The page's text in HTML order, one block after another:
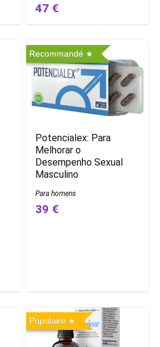
47 €
Recommandé
Potencialex: Para
Melhorar o
Desempenho Sexual
Masculino
Para homens
39 €
Populaire